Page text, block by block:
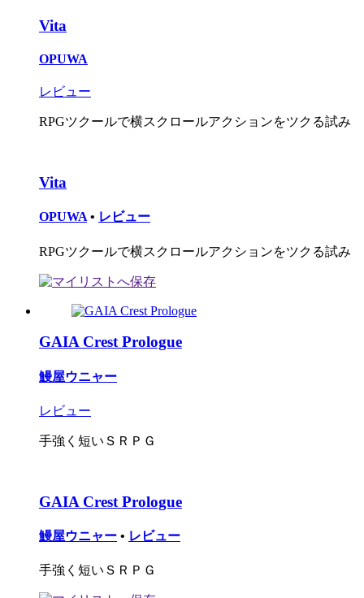
Vita
OPUWA
レビュー
RPGツクールで横スクロールアクションをツクる試み
Vita
OPUWA • レビュー
RPGツクールで横スクロールアクションをツクる試み
GAIA Crest Prologue
鰻屋ウニャー
レビュー
手強く短いＳＲＰＧ
GAIA Crest Prologue
鰻屋ウニャー • レビュー
手強く短いＳＲＰＧ